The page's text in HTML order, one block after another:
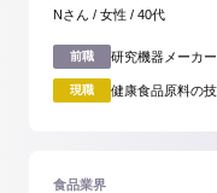
Nさん / 女性 / 40代
前職 研究機器メーカ
現職 健康食品原料の
食品業界